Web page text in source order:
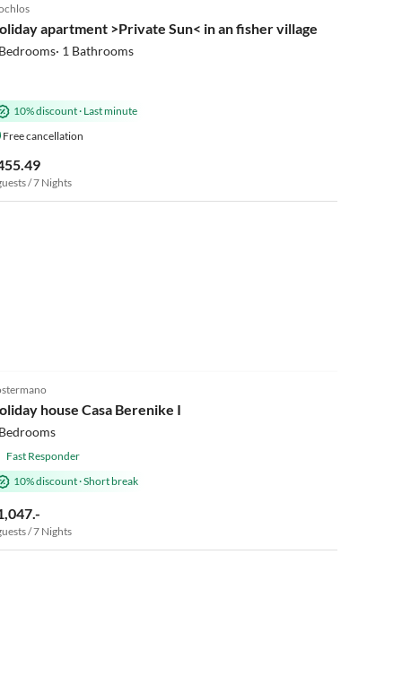
apartment >Private Sun< in an fisher village
1 Bathrooms
10% discount· Last minute
Free cancellation
/ 7 Nights
house Casa Berenike I
Fast Responder
10% discount·Short break
/ 7 Nights